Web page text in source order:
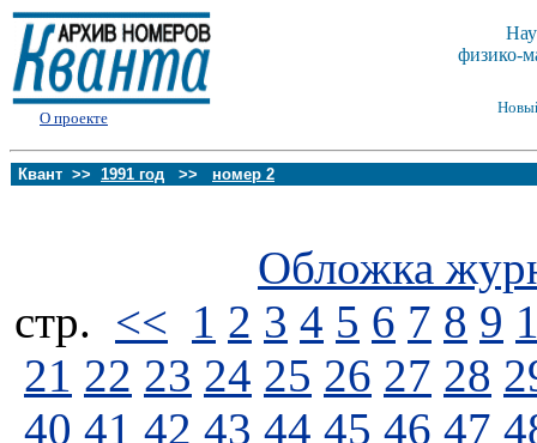
О проекте
физико-
Квант >> 1991 год >> номер 2
Обложка
стp. << 1 2 3 4 5 6 7 8 9
21 22 23 24 25 26 27 28
40 41 42 43 44 45 46 47